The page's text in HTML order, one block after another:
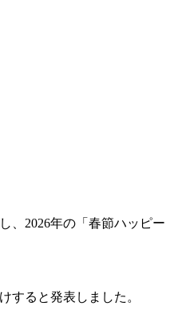
、2026年の「春節ハッピー
すると発表しました。